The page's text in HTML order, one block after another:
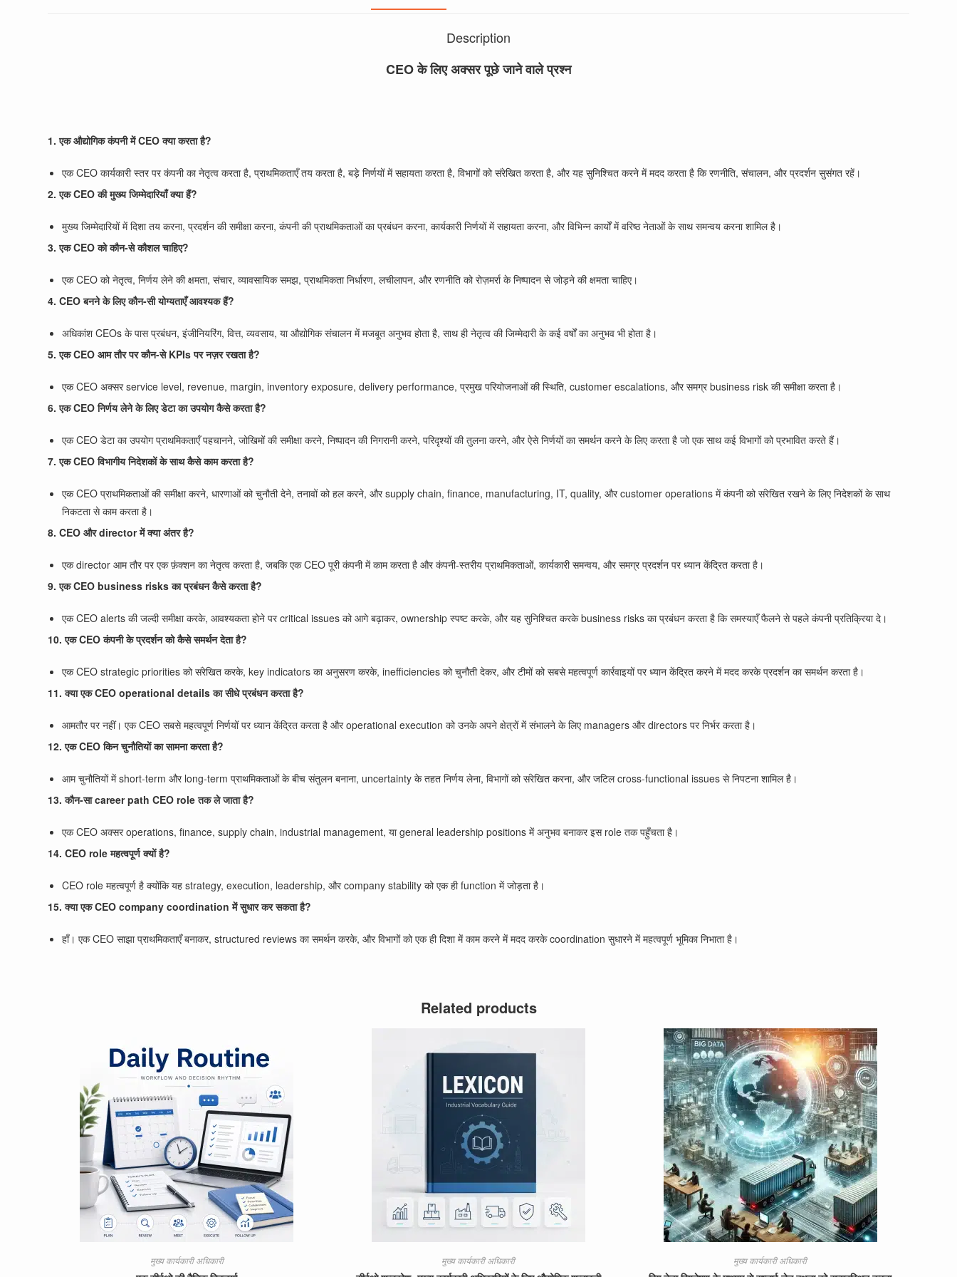
Description
CEO के लिए अक्सर पूछे जाने वाले प्रश्न
1. एक औद्योगिक कंपनी में CEO क्या करता है?
एक CEO कार्यकारी स्तर पर कंपनी का नेतृत्व करता है, प्राथमिकताएँ तय करता है, बड़े निर्णयों में सहायता करता है, विभागों को संरेखित करता है, और यह सुनिश्चित करने में मदद करता है कि रणनीति, संचालन, और प्रदर्शन सुसंगत रहें।
2. एक CEO की मुख्य जिम्मेदारियाँ क्या हैं?
मुख्य जिम्मेदारियों में दिशा तय करना, प्रदर्शन की समीक्षा करना, कंपनी की प्राथमिकताओं का प्रबंधन करना, कार्यकारी निर्णयों में सहायता करना, और विभिन्न कार्यों में वरिष्ठ नेताओं के साथ समन्वय करना शामिल है।
3. एक CEO को कौन-से कौशल चाहिए?
एक CEO को नेतृत्व, निर्णय लेने की क्षमता, संचार, व्यावसायिक समझ, प्राथमिकता निर्धारण, लचीलापन, और रणनीति को रोज़मर्रा के निष्पादन से जोड़ने की क्षमता चाहिए।
4. CEO बनने के लिए कौन-सी योग्यताएँ आवश्यक हैं?
अधिकांश CEOs के पास प्रबंधन, इंजीनियरिंग, वित्त, व्यवसाय, या औद्योगिक संचालन में मजबूत अनुभव होता है, साथ ही नेतृत्व की जिम्मेदारी के कई वर्षों का अनुभव भी होता है।
5. एक CEO आम तौर पर कौन-से KPIs पर नज़र रखता है?
एक CEO अक्सर service level, revenue, margin, inventory exposure, delivery performance, प्रमुख परियोजनाओं की स्थिति, customer escalations, और समग्र business risk की समीक्षा करता है।
6. एक CEO निर्णय लेने के लिए डेटा का उपयोग कैसे करता है?
एक CEO डेटा का उपयोग प्राथमिकताएँ पहचानने, जोखिमों की समीक्षा करने, निष्पादन की निगरानी करने, परिदृश्यों की तुलना करने, और ऐसे निर्णयों का समर्थन करने के लिए करता है जो एक साथ कई विभागों को प्रभावित करते हैं।
7. एक CEO विभागीय निदेशकों के साथ कैसे काम करता है?
एक CEO प्राथमिकताओं की समीक्षा करने, धारणाओं को चुनौती देने, तनावों को हल करने, और supply chain, finance, manufacturing, IT, quality, और customer operations में कंपनी को संरेखित रखने के लिए निदेशकों के साथ
निकटता से काम करता है।
8. CEO और director में क्या अंतर है?
एक director आम तौर पर एक फ़ंक्शन का नेतृत्व करता है, जबकि एक CEO पूरी कंपनी में काम करता है और कंपनी-स्तरीय प्राथमिकताओं, कार्यकारी समन्वय, और समग्र प्रदर्शन पर ध्यान केंद्रित करता है।
9. एक CEO business risks का प्रबंधन कैसे करता है?
एक CEO alerts की जल्दी समीक्षा करके, आवश्यकता होने पर critical issues को आगे बढ़ाकर, ownership स्पष्ट करके, और यह सुनिश्चित करके business risks का प्रबंधन करता है कि समस्याएँ फैलने से पहले कंपनी प्रतिक्रिया दे।
10. एक CEO कंपनी के प्रदर्शन को कैसे समर्थन देता है?
एक CEO strategic priorities को संरेखित करके, key indicators का अनुसरण करके, inefficiencies को चुनौती देकर, और टीमों को सबसे महत्वपूर्ण कार्रवाइयों पर ध्यान केंद्रित करने में मदद करके प्रदर्शन का समर्थन करता है।
11. क्या एक CEO operational details का सीधे प्रबंधन करता है?
आमतौर पर नहीं। एक CEO सबसे महत्वपूर्ण निर्णयों पर ध्यान केंद्रित करता है और operational execution को उनके अपने क्षेत्रों में संभालने के लिए managers और directors पर निर्भर करता है।
12. एक CEO किन चुनौतियों का सामना करता है?
आम चुनौतियों में short-term और long-term प्राथमिकताओं के बीच संतुलन बनाना, uncertainty के तहत निर्णय लेना, विभागों को संरेखित करना, और जटिल cross-functional issues से निपटना शामिल है।
13. कौन-सा career path CEO role तक ले जाता है?
एक CEO अक्सर operations, finance, supply chain, industrial management, या general leadership positions में अनुभव बनाकर इस role तक पहुँचता है।
14. CEO role महत्वपूर्ण क्यों है?
CEO role महत्वपूर्ण है क्योंकि यह strategy, execution, leadership, और company stability को एक ही function में जोड़ता है।
15. क्या एक CEO company coordination में सुधार कर सकता है?
हाँ। एक CEO साझा प्राथमिकताएँ बनाकर, structured reviews का समर्थन करके, और विभागों को एक ही दिशा में काम करने में मदद करके coordination सुधारने में महत्वपूर्ण भूमिका निभाता है।
Related products
मुख्य कार्यकारी अधिकारी मुख्य कार्यकारी अधिकारी मुख्य कार्यकारी अधिकारी